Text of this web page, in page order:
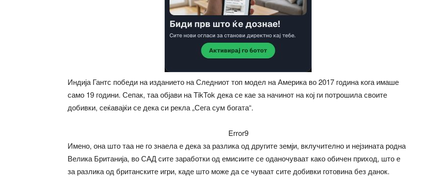
Индија Гантс победи на изданието на Следниот топ модел на Америка во 2017 година кога имаше
само 19 години. Сепак, таа објави на TikTok дека се кае за начинот на кој ги потрошила своите
добивки, сеќавајќи се дека си рекла „Сега сум богата“.
Error9
Имено, она што таа не го знаела е дека за разлика од другите земји, вклучително и нејзината родна
Велика Британија, во САД сите заработки од емисиите се оданочуваат како обичен приход, што е
за разлика од британските игри, каде што може да се чуваат сите добивки готовина без данок.